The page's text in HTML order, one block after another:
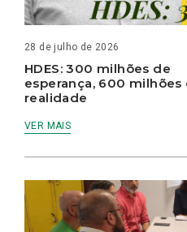
28 de julho de 2026
HDES: 300 milhões de
esperança, 600 milhões
realidade
VER MAIS